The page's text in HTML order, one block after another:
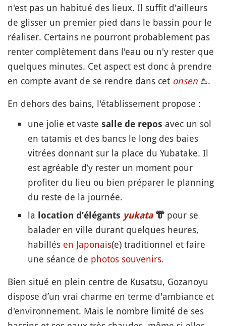
n'est pas un habitué des lieux. Il suffit d'ailleurs
de glisser un premier pied dans le bassin pour le
réaliser. Certains ne pourront probablement pas
renter complètement dans l'eau ou n'y rester que
quelques minutes. Cet aspect est donc à prendre
en compte avant de se rendre dans cet onsen ♨️.
En dehors des bains, l'établissement propose :
une jolie et vaste salle de repos avec un sol
en tatamis et des bancs le long des baies
vitrées donnant sur la place du Yubatake. Il
est agréable d’y rester un moment pour
profiter du lieu ou bien préparer le planning
du reste de la journée.
la
location d’élégants yukata 👘 pour se
balader en ville durant quelques heures,
habillés en Japonais(e) traditionnel et faire
une séance de photos souvenirs.
Bien situé en plein centre de Kusatsu, Gozanoyu
dispose d’un vrai charme en terme d'ambiance et
d'environnement. Mais le nombre limité de ses